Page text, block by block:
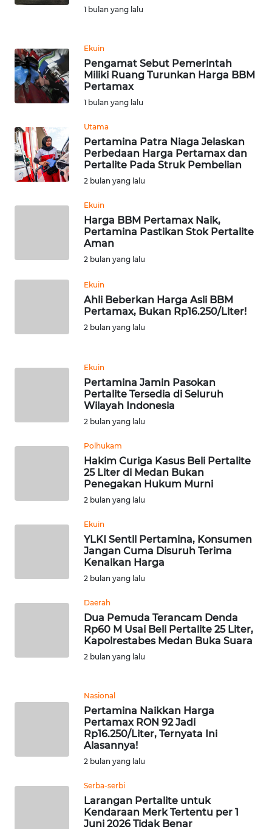
1 bulan yang lalu
Ekuin
Pengamat Sebut Pemerintah
Miliki Ruang Turunkan Harga BBM
Pertamax
1 bulan yang lalu
Utama
Pertamina Patra Niaga Jelaskan
Perbedaan Harga Pertamax dan
Pertalite Pada Struk Pembelian
2 bulan yang lalu
Ekuin
Harga BBM Pertamax Naik,
Pertamina Pastikan Stok Pertalite
Aman
2 bulan yang lalu
Ekuin
Ahli Beberkan Harga Asli BBM
Pertamax, Bukan Rp16.250/Liter!
2 bulan yang lalu
Ekuin
Pertamina Jamin Pasokan
Pertalite Tersedia di Seluruh
Wilayah Indonesia
2 bulan yang lalu
Polhukam
Hakim Curiga Kasus Beli Pertalite
25 Liter di Medan Bukan
Penegakan Hukum Murni
2 bulan yang lalu
Ekuin
YLKI Sentil Pertamina, Konsumen
Jangan Cuma Disuruh Terima
Kenaikan Harga
2 bulan yang lalu
Daerah
Dua Pemuda Terancam Denda
Rp60 M Usai Beli Pertalite 25 Liter,
Kapolrestabes Medan Buka Suara
2 bulan yang lalu
Nasional
Pertamina Naikkan Harga
Pertamax RON 92 Jadi
Rp16.250/Liter, Ternyata Ini
Alasannya!
2 bulan yang lalu
Serba-serbi
Larangan Pertalite untuk
Kendaraan Merk Tertentu per 1
Juni 2026 Tidak Benar
BERITA
KONTAK
KAMI
INFO
IKLAN
TENTANG
REDAKSI
SUMUT
BANTEN
WN
WN
PAPUA